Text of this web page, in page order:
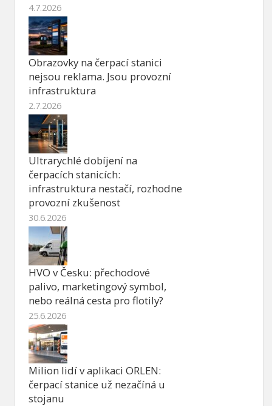
4.7.2026
Obrazovky na čerpací stanici
nejsou reklama. Jsou provozní
infrastruktura
2.7.2026
Ultrarychlé dobíjení na
čerpacích stanicích:
infrastruktura nestačí, rozhodne
provozní zkušenost
30.6.2026
HVO v Česku: přechodové
palivo, marketingový symbol,
nebo reálná cesta pro flotily?
25.6.2026
Milion lidí v aplikaci ORLEN:
čerpací stanice už nezačíná u
stojanu